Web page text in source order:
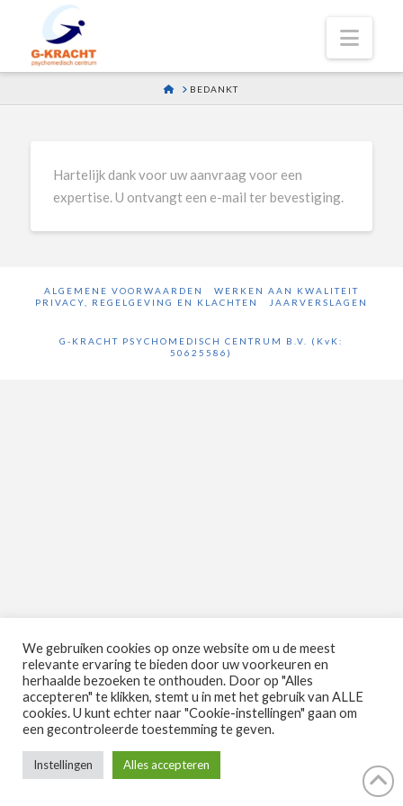
HOMEBEDANKT
Hartelijk dank voor uw aanvraag voor een
expertise. U ontvangt een e-mail ter bevestiging.
ALGEMENE VOORWAARDEN
WERKEN AAN KWALITEIT
PRIVACY, REGELGEVING EN KLACHTEN
JAARVERSLAGEN
G-KRACHT PSYCHOMEDISCH CENTRUM B.V. (KvK:
50625586)
We gebruiken cookies op onze website om u de meest
relevante ervaring te bieden door uw voorkeuren en
herhaalde bezoeken te onthouden. Door op "Alles
accepteren" te klikken, stemt u in met het gebruik van ALLE
cookies. U kunt echter naar "Cookie-instellingen" gaan om
een gecontroleerde toestemming te geven.
Instellingen Alles accepteren